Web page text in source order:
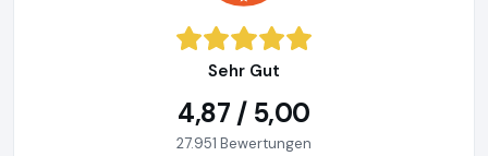
Sehr Gut
4,87 / 5,00
27.951 Bewertungen